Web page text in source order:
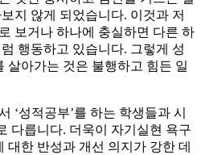
지 않게 되었습니다. 이것과 저
보거나 하나에 충실하면 다른 하
행동하고 있습니다. 그렇게 성
살아가는 것은 불행하고 힘든 일
‘성적공부’를 하는 학생들과 시
다릅니다. 더욱이 자기실현 욕구
대한 반성과 개선 의지가 강한 데